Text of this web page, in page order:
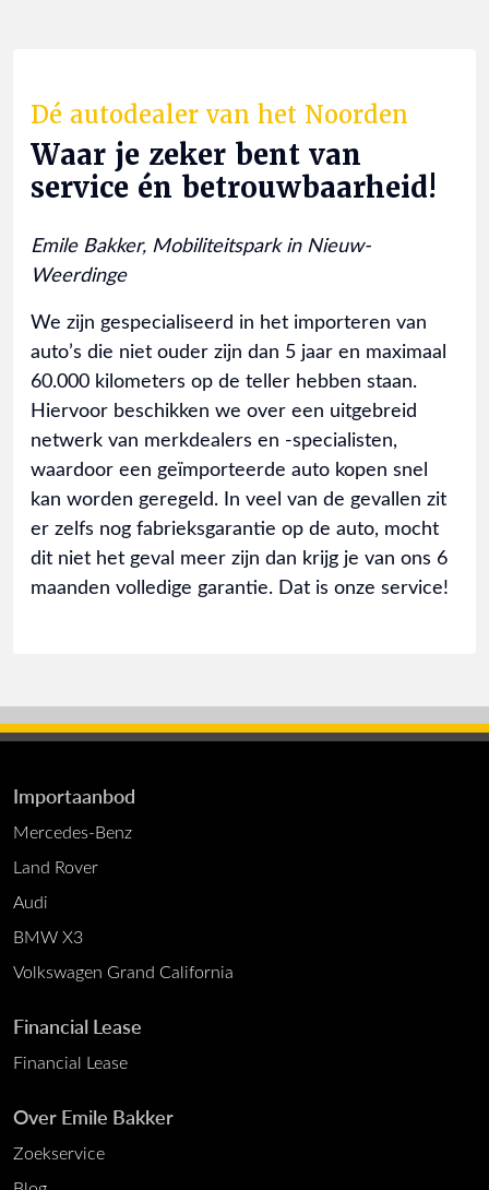
Dé autodealer van het Noorden
Waar je zeker bent van
service én betrouwbaarheid!
Emile Bakker, Mobiliteitspark in Nieuw-
Weerdinge
We zijn gespecialiseerd in het importeren van
auto’s die niet ouder zijn dan 5 jaar en maximaal
60.000 kilometers op de teller hebben staan.
Hiervoor beschikken we over een uitgebreid
netwerk van merkdealers en -specialisten,
waardoor een geïmporteerde auto kopen snel
kan worden geregeld. In veel van de gevallen zit
er zelfs nog fabrieksgarantie op de auto, mocht
dit niet het geval meer zijn dan krijg je van ons 6
maanden volledige garantie. Dat is onze service!
Importaanbod
Mercedes-Benz
Land Rover
Audi
BMW X3
Volkswagen Grand California
Financial Lease
Financial Lease
Over Emile Bakker
Zoekservice